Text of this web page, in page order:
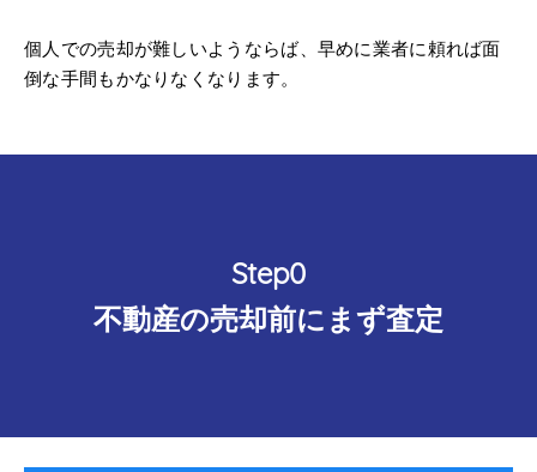
個人での売却が難しいようならば、早めに業者に頼れば面
倒な手間もかなりなくなります。
Step0
不動産の売却前にまず査定